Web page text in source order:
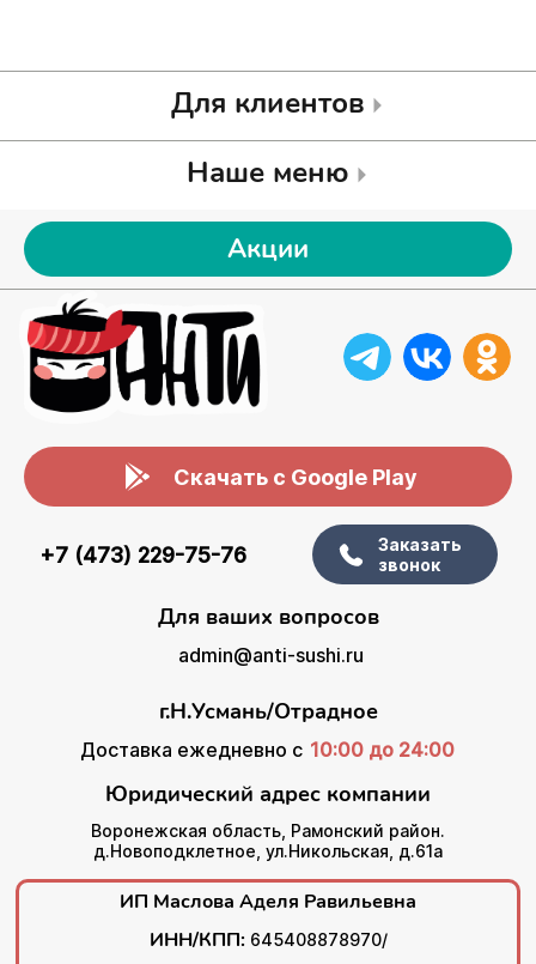
Для клиентов
Наше меню
Акции
Скачать с Google Play
+7 (473) 229-75-76
Заказать
звонок
Для ваших вопросов
admin@anti-sushi.ru
г.Н.Усмань/Отрадное
Доставка ежедневно с 10:00 до 24:00
Юридический адрес компании
Воронежская область, Рамонский район.
д.Новоподклетное, ул.Никольская, д.61а
ИП Маслова Аделя Равильевна
ИНН/КПП: 645408878970/